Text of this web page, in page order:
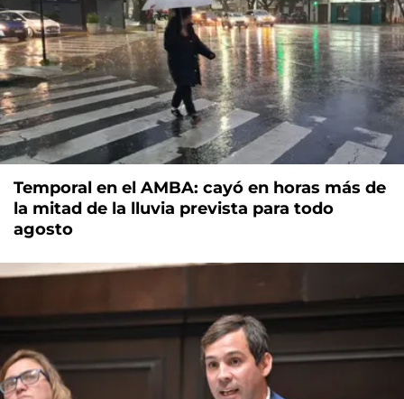
Temporal en el AMBA: cayó en horas más de
la mitad de la lluvia prevista para todo
agosto